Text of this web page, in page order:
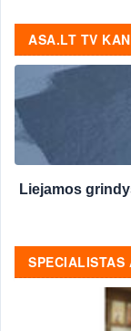
ASA.LT TV
Liejamos
SPECIALISTAS